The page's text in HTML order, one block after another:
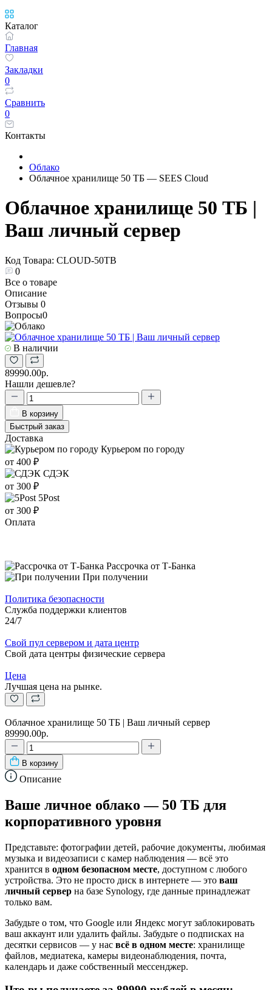
Каталог
Главная
Закладки
0
Сравнить
0
Контакты
Облако
Облачное хранилище 50 ТБ — SEES Cloud
Облачное хранилище 50 ТБ |
Ваш личный сервер
Код Товара: CLOUD-50TB
0
Все о товаре
Описание
Отзывы 0
Вопросы0
В наличии
89990.00р.
Нашли дешевле?
В корзину
Быстрый заказ
Доставка
Курьером по городу
от 400 ₽
СДЭК
от 300 ₽
5Post
от 300 ₽
Оплата
Рассрочка от Т-Банка
При получении
Политика безопасности
Служба поддержки клиентов
24/7
Свой пул сервером и дата центр
Свой дата центры физические сервера
Цена
Лучшая цена на рынке.
Облачное хранилище 50 ТБ | Ваш личный сервер
89990.00р.
В корзину
Описание
Ваше личное облако — 50 ТБ для
корпоративного уровня
Представьте: фотографии детей, рабочие документы, любимая
музыка и видеозаписи с камер наблюдения — всё это
хранится в одном безопасном месте, доступном с любого
устройства. Это не просто диск в интернете — это ваш
личный сервер на базе Synology, где данные принадлежат
только вам.
Забудьте о том, что Google или Яндекс могут заблокировать
ваш аккаунт или удалить файлы. Забудьте о подписках на
десятки сервисов — у нас всё в одном месте: хранилище
файлов, медиатека, камеры видеонаблюдения, почта,
календарь и даже собственный мессенджер.